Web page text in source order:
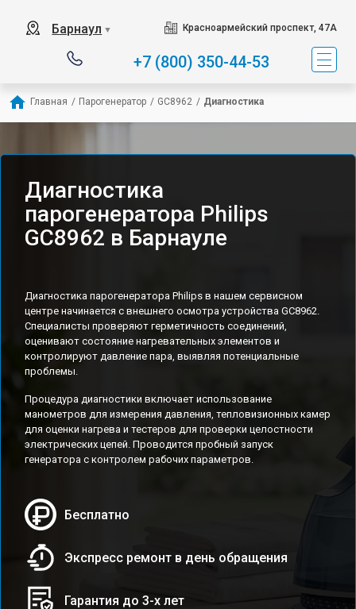
Барнаул ▼ Красноармейский проспект, 47А
+7 (800) 350-44-53
Главная / Парогенератор / GC8962 / Диагностика
Диагностика
парогенератора Philips
GC8962 в Барнауле
Диагностика парогенератора Philips в нашем сервисном
центре начинается с внешнего осмотра устройства GC8962.
Специалисты проверяют герметичность соединений,
оценивают состояние нагревательных элементов и
контролируют давление пара, выявляя потенциальные
проблемы.
Процедура диагностики включает использование
манометров для измерения давления, тепловизионных камер
для оценки нагрева и тестеров для проверки целостности
электрических цепей. Проводится пробный запуск
генератора с контролем рабочих параметров.
Бесплатно
Экспресс ремонт в день обращения
Гарантия до 3-х лет